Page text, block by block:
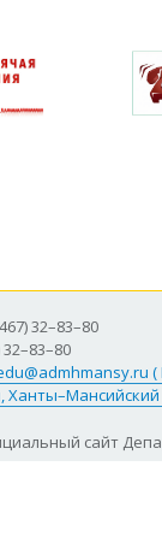
32–83–80
сайт